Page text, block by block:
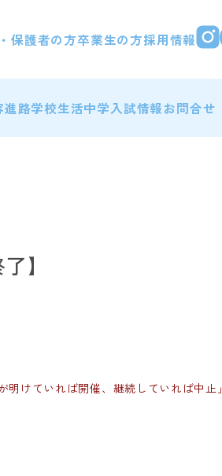
保護者の方卒業生の方採用情報
進路学校生活中学入試情報お問合せ
】
明けていれば開催、継続していれば中止」